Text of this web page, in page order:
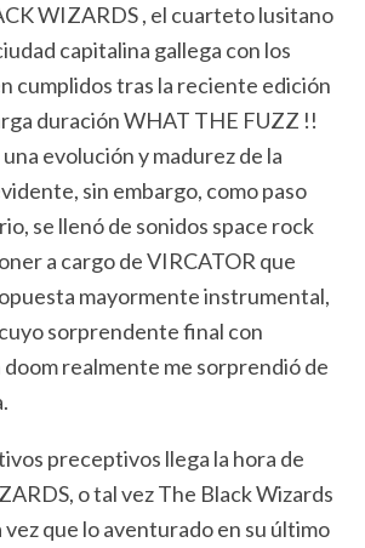
WIZARDS , el cuarteto lusitano
capitalina gallega con los
cumplidos tras la reciente edición
duración WHAT THE FUZZ !!
evolución y madurez de la
sin embargo, como paso
se llenó de sonidos space rock
a cargo de VIRCATOR que
mayormente instrumental,
sorprendente final con
realmente me sorprendió de
preceptivos llega la hora de
o tal vez The Black Wizards
que lo aventurado en su último